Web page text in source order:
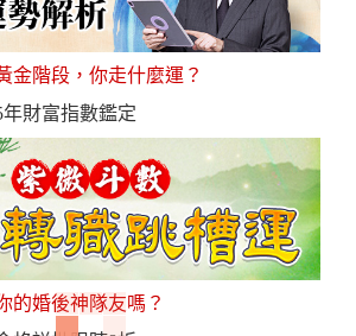
金階段，你走什麼運？
年財富指數鑑定
的婚後神隊友嗎？